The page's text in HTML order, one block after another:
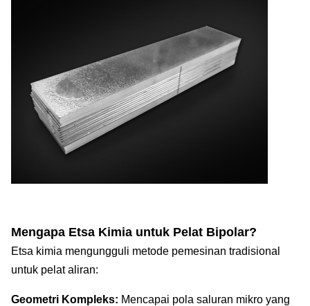
Mengapa Etsa Kimia untuk Pelat Bipolar?
Etsa kimia mengungguli metode pemesinan tradisional
untuk pelat aliran:
Geometri Kompleks: Mencapai pola saluran mikro yang